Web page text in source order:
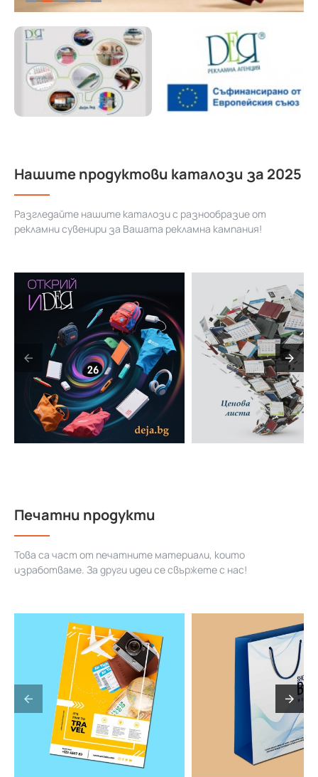
Нашите продуктови каталози за 2025
Разгледайте нашите каталози с разнообразие от
рекламни сувенири за Вашата рекламна кампания!
Печатни продукти
Това са част от печатните материали, които
изработваме. За други идеи се свържете с нас!